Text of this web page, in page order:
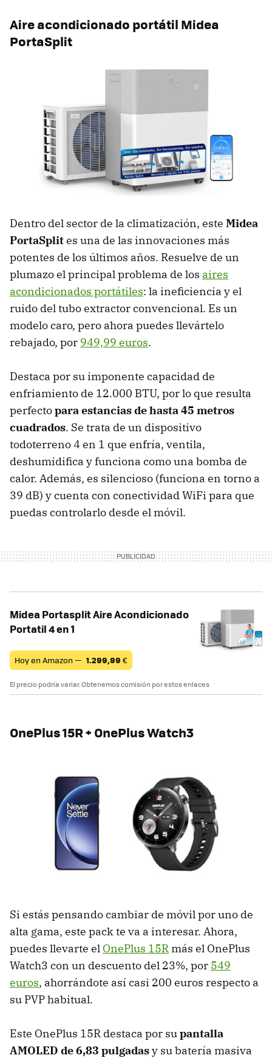
Aire acondicionado portátil Midea
PortaSplit
Dentro del sector de la climatización, este Midea
PortaSplites una de las innovaciones más
potentes de los últimos años. Resuelve de un
plumazo el principal problema de los aires
acondicionados portátiles: la ineficiencia y el
ruido del tubo extractor convencional. Es un
modelo caro, pero ahora puedes llevártelo
rebajado, por 949,99 euros.
Destaca por su imponente capacidad de
enfriamiento de 12.000 BTU, por lo que resulta
perfectopara estancias de hasta 45 metros
cuadrados. Se trata de un dispositivo
todoterreno 4 en 1 que enfría, ventila,
deshumidifica y funciona como una bomba de
calor. Además, es silencioso (funciona en torno a
39 dB) y cuenta con conectividad WiFi para que
puedas controlarlo desde el móvil.
Midea Portasplit Aire Acondicionado
Portatil 4 en 1
Hoy en Amazon — 1.299,99 €
El precio podría variar. Obtenemos comisión por estos enlaces
OnePlus 15R + OnePlus Watch3
Si estás pensando cambiar de móvil por uno de
alta gama, este pack te va a interesar. Ahora,
puedes llevarte el OnePlus 15R más el OnePlus
Watch3 con un descuento del 23%, por 549
euros, ahorrándote así casi 200 euros respecto a
su PVP habitual.
Este OnePlus 15R destaca por supantalla
AMOLED de 6,83 pulgadasy su batería masiva